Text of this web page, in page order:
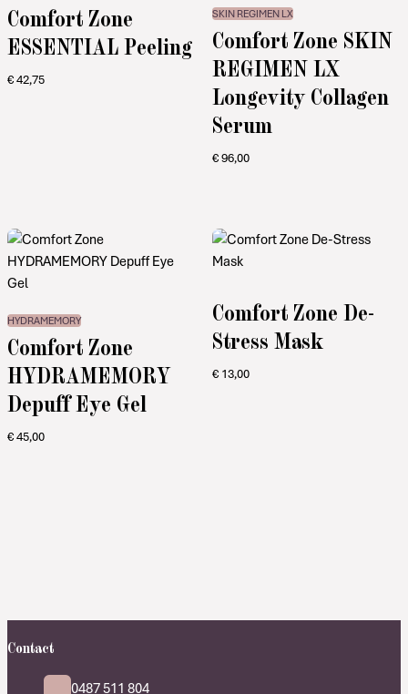
Comfort Zone
ESSENTIAL Peeling
€42,75
SKIN REGIMEN LX
Comfort Zone SKIN
REGIMEN LX
Longevity Collagen
Serum
€96,00
HYDRAMEMORY
Comfort Zone
HYDRAMEMORY
Depuff Eye Gel
€45,00
Comfort Zone De-
Stress Mask
€13,00
Contact
0487 511 804